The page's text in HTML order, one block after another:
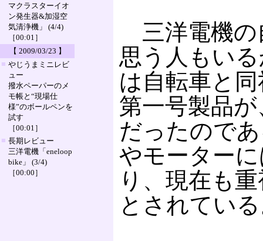
マクラスターイオ
ン発生器&加湿空
気清浄機」 (4/4)
［00:01］
【 2009/03/23 】
■ やじうまミニレビ
ュー
撥水ペーパーのメ
モ帳と“現場仕
様”のボールペンを
試す
［00:01］
■ 長期レビュー
三洋電機「eneloop
bike」 (3/4)
［00:00］
三洋電機の
思う人もい
は自転車と
第一号製品
だったので
やモーター
り、現在も
とされてい